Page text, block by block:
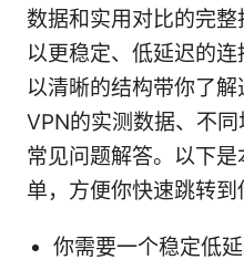
数据和实用对比的完
以更稳定、低延迟的
以清晰的结构带你了
VPN的实测数据、不
常见问题解答。以下
单，方便你快速跳转到
你需要一个稳定低